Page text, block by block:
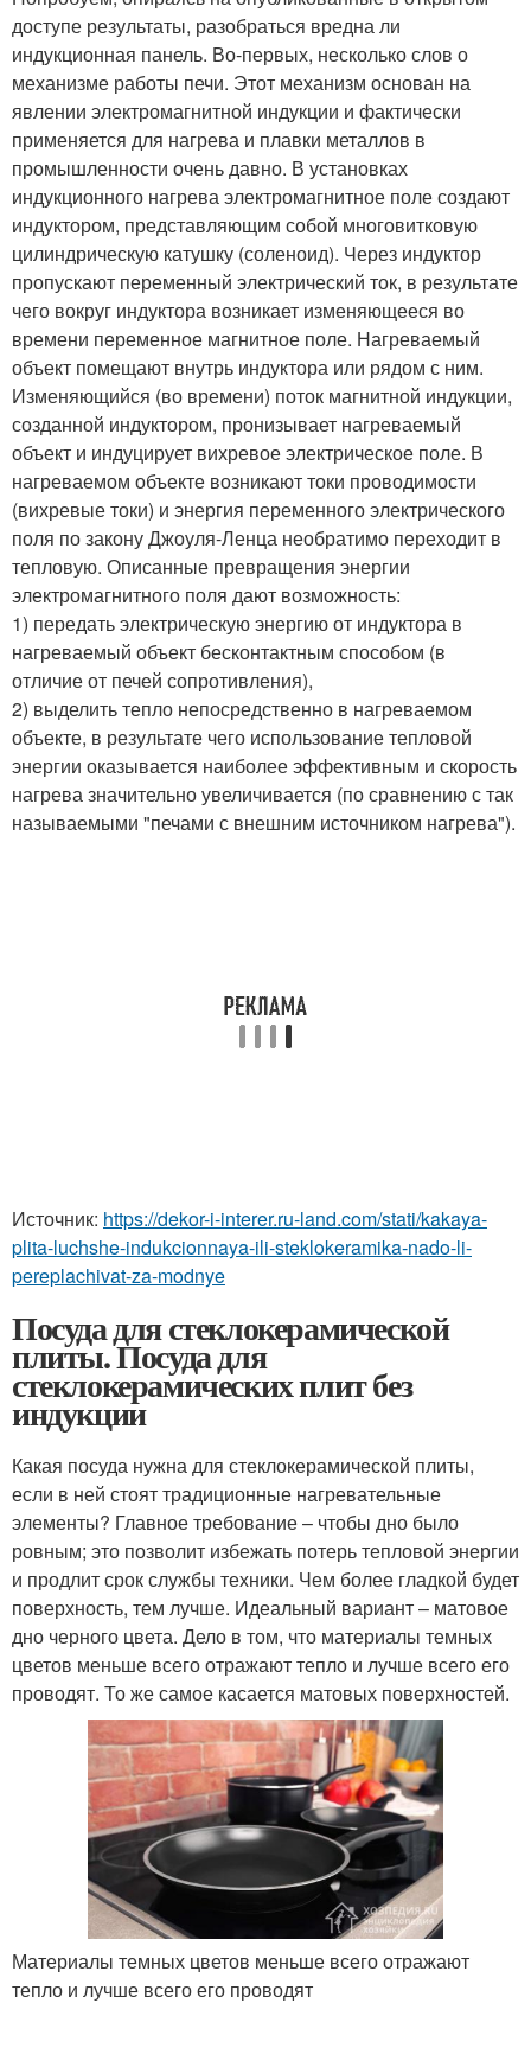
доступе результаты, разобраться вредна ли
индукционная панель. Во-первых, несколько слов о
механизме работы печи. Этот механизм основан на
явлении электромагнитной индукции и фактически
применяется для нагрева и плавки металлов в
промышленности очень давно. В установках
индукционного нагрева электромагнитное поле создают
индуктором, представляющим собой многовитковую
цилиндрическую катушку (соленоид). Через индуктор
пропускают переменный электрический ток, в результате
чего вокруг индуктора возникает изменяющееся во
времени переменное магнитное поле. Нагреваемый
объект помещают внутрь индуктора или рядом с ним.
Изменяющийся (во времени) поток магнитной индукции,
созданной индуктором, пронизывает нагреваемый
объект и индуцирует вихревое электрическое поле. В
нагреваемом объекте возникают токи проводимости
(вихревые токи) и энергия переменного электрического
поля по закону Джоуля-Ленца необратимо переходит в
тепловую. Описанные превращения энергии
электромагнитного поля дают возможность:
1) передать электрическую энергию от индуктора в
нагреваемый объект бесконтактным способом (в
отличие от печей сопротивления),
2) выделить тепло непосредственно в нагреваемом
объекте, в результате чего использование тепловой
энергии оказывается наиболее эффективным и скорость
нагрева значительно увеличивается (по сравнению с так
называемыми "печами с внешним источником нагрева").
Источник: https://dekor-i-interer.ru-land.com/stati/kakaya-
plita-luchshe-indukcionnaya-ili-steklokeramika-nado-li-
pereplachivat-za-modnye
Посуда для стеклокерамической
плиты. Посуда для
стеклокерамических плит без
индукции
Какая посуда нужна для стеклокерамической плиты,
если в ней стоят традиционные нагревательные
элементы? Главное требование – чтобы дно было
ровным; это позволит избежать потерь тепловой энергии
и продлит срок службы техники. Чем более гладкой будет
поверхность, тем лучше. Идеальный вариант – матовое
дно черного цвета. Дело в том, что материалы темных
цветов меньше всего отражают тепло и лучше всего его
проводят. То же самое касается матовых поверхностей.
Материалы темных цветов меньше всего отражают
тепло и лучше всего его проводят